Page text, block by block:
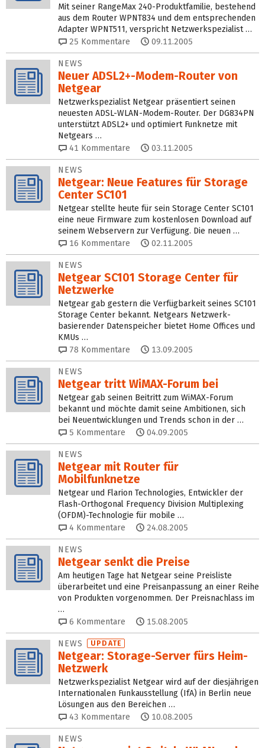
Mit seiner RangeMax 240-Produktfamilie, bestehend
aus dem Router WPNT834 und dem entsprechenden
Adapter WPNT511, verspricht Netzwerkspezialist …
25 Kommentare 09.11.2005
NEWS
Neuer ADSL2+-Modem-Router von
Netgear
Netzwerkspezialist Netgear präsentiert seinen
neuesten ADSL-WLAN-Modem-Router. Der DG834PN
unterstützt ADSL2+ und optimiert Funknetze mit
Netgears …
41 Kommentare 03.11.2005
NEWS
Netgear: Neue Features für Storage
Center SC101
Netgear stellte heute für sein Storage Center SC101
eine neue Firmware zum kostenlosen Download auf
seinem Webservern zur Verfügung. Die neuen …
16 Kommentare 02.11.2005
NEWS
Netgear SC101 Storage Center für
Netzwerke
Netgear gab gestern die Verfügbarkeit seines SC101
Storage Center bekannt. Netgears Netzwerk-
basierender Datenspeicher bietet Home Offices und
KMUs …
78 Kommentare 13.09.2005
NEWS
Netgear tritt WiMAX-Forum bei
Netgear gab seinen Beitritt zum WiMAX-Forum
bekannt und möchte damit seine Ambitionen, sich
bei Neuentwicklungen und Trends schon in der …
5 Kommentare 04.09.2005
NEWS
Netgear mit Router für
Mobilfunknetze
Netgear und Flarion Technologies, Entwickler der
Flash-Orthogonal Frequency Division Multiplexing
(OFDM)-Technologie für mobile …
4 Kommentare 24.08.2005
NEWS
Netgear senkt die Preise
Am heutigen Tage hat Netgear seine Preisliste
überarbeitet und eine Preisanpassung an einer Reihe
von Produkten vorgenommen. Der Preisnachlass im
…
6 Kommentare 15.08.2005
NEWS UPDATE
Netgear: Storage-Server fürs Heim-
Netzwerk
Netzwerkspezialist Netgear wird auf der diesjährigen
Internationalen Funkausstellung (IfA) in Berlin neue
Lösungen aus den Bereichen …
43 Kommentare 10.08.2005
NEWS